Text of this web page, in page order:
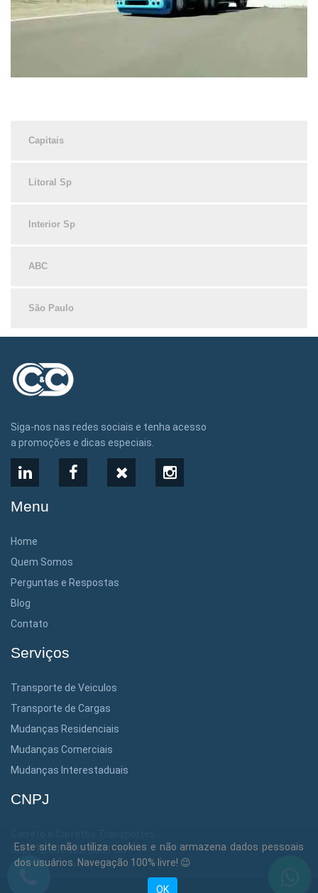
Capitais
Litoral Sp
Interior Sp
ABC
São Paulo
Siga-nos nas redes sociais e tenha acesso
a promoções e dicas especiais.
LinkedInFacebook Instagram
Menu
Home
Quem Somos
Perguntas e Respostas
Blog
Contato
Serviços
Transporte de Veiculos
Transporte de Cargas
Mudanças Residenciais
Mudanças Comerciais
Mudanças Interestaduais
CNPJ
Cnpj: 12.381.302/0001-36
Este site não utiliza cookies e não armazena dados pessoais
dos usuários. Navegação 100% livre! 😉
OK